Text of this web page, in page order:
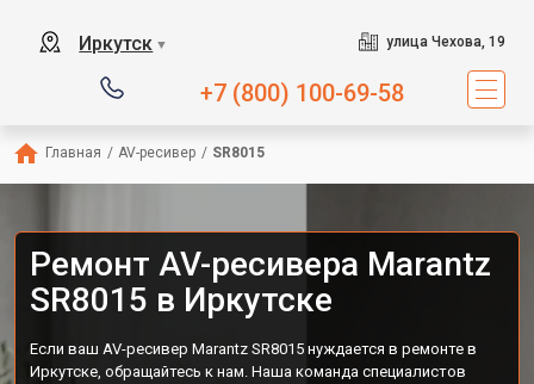
Иркутск ▼ улица Чехова, 19
+7 (800) 100-69-58
Главная / AV-ресивер / SR8015
Ремонт AV-ресивера Marantz
SR8015 в Иркутске
Если ваш AV-ресивер Marantz SR8015 нуждается в ремонте в
Иркутске, обращайтесь к нам. Наша команда специалистов